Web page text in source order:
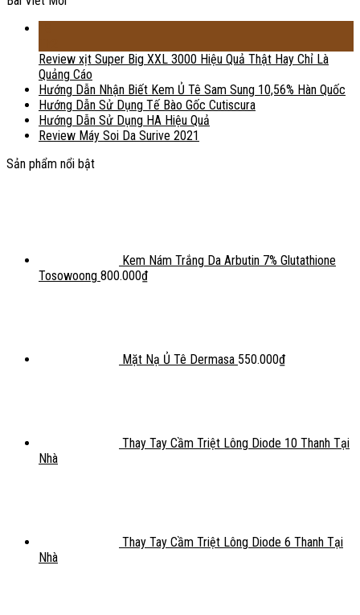
Review xịt Super Big XXL 3000 Hiệu Quả Thật Hay Chỉ Là
Quảng Cáo
Hướng Dẫn Nhận Biết Kem Ủ Tê Sam Sung 10,56% Hàn Quốc
Hướng Dẫn Sử Dụng Tế Bào Gốc Cutiscura
Hướng Dẫn Sử Dụng HA Hiệu Quả
Review Máy Soi Da Surive 2021
Sản phẩm nổi bật
Kem Nám Trắng Da Arbutin 7% Glutathione
Tosowoong 800.000₫
Mặt Nạ Ủ Tê Dermasa 550.000₫
Thay Tay Cầm Triệt Lông Diode 10 Thanh Tại
Nhà
Thay Tay Cầm Triệt Lông Diode 6 Thanh Tại
Nhà